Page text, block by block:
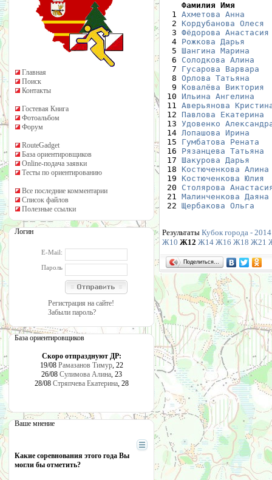
Главная
Поиск
Контакты
Гостевая Книга
Фотоальбом
Форум
RouteGadget
База ориентировщиков
Online-подача заявки
Тесты по ориентированию
Все последние комментарии
Список файлов
Полезные ссылки
Логин
E-Mail:
Пароль
Регистрация на сайте!
Забыли пароль?
База ориентировщиков
Скоро отпразднуют ДР:
19/08 Рамазанов Тимур, 22
26/08 Сулимова Алина, 23
28/08 Стряпчева Екатерина, 28
Ваше мнение
Какие соревнования этого года Вы
могли бы отметить?
Фамилия Имя
1 Ахметова Анна
  2
Кордубанова Олеся
  3
Фёдорова Анастасия
  4
Рожкова Дарья
  5
Шангина Марина
  6
Солодкова Алина
  7
Гусарова Варвара
  8
Орлова Татьяна
  9
Ковалёва Виктория
10 Ильина Ангелина
11 Аверьянова
12 Павлова Екатерина
13 Удовенко
14 Лопашова Ирина
15 Гумбатова Рената
16 Рязанцева Татьяна
17 Шакурова Дарья
18 Костюченкова Алина
19 Костюченкова Юлия
20 Столярова
21 Малинченкова Даяна
22 Щербакова Ольга
Результаты Кубок города -
Ж10 Ж12 Ж14 Ж16 Ж18 Ж21
Поделиться…